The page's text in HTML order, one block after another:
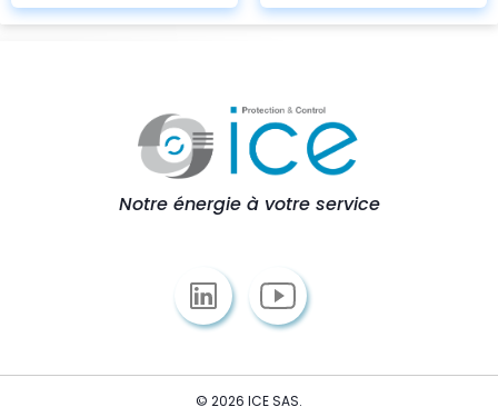
Notre énergie à votre service
© 2026 ICE SAS.